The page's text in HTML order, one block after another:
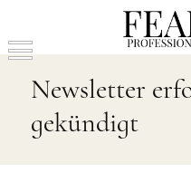
Newsletter
gekündigt